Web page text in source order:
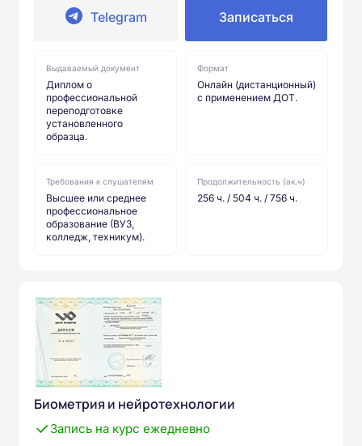
Telegram Записаться
Выдаваемый документ
Диплом о
профессиональной
переподготовке
установленного
образца.
Формат
Онлайн (дистанционный)
с применением ДОТ.
Требования к слушателям
Высшее или среднее
профессиональное
образование (ВУЗ,
колледж, техникум).
Продолжительность (ак.ч)
256 ч. / 504 ч. / 756 ч.
Биометрия и нейротехнологии
Запись на курс ежедневно